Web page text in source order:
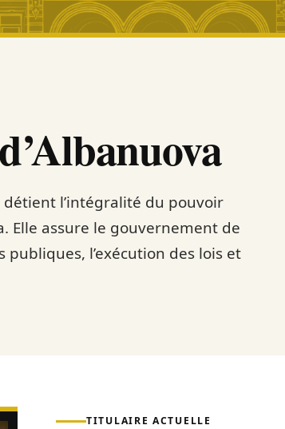
détient l’intégralité du pouvoir
Elle assure le gouvernement de
l’exécution des lois et
TITULAIRE ACTUELLE